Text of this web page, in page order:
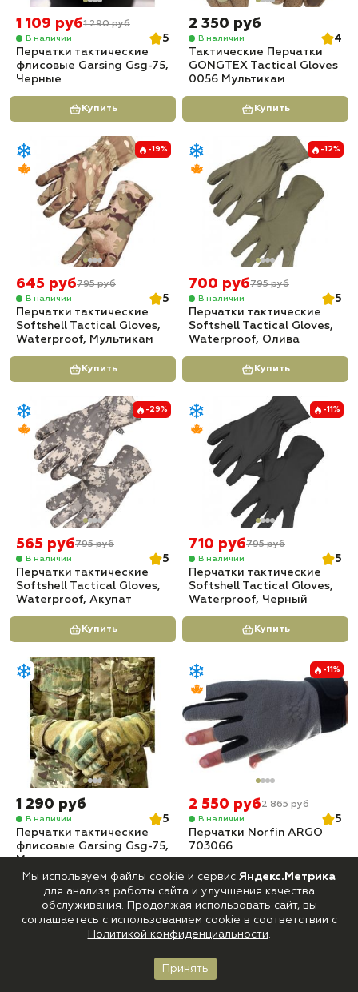
1 109 руб1 290 руб
В наличии
5
Перчатки тактические
флисовые Garsing Gsg-75,
Черные
Купить
2 350 руб
В наличии
4
Тактические Перчатки
GONGTEX Tactical Gloves
0056 Мультикам
Купить
-19%
645 руб795 руб
В наличии
5
Перчатки тактические
Softshell Tactical Gloves,
Waterproof, Мультикам
Купить
-12%
700 руб795 руб
В наличии
5
Перчатки тактические
Softshell Tactical Gloves,
Waterproof, Олива
Купить
-29%
565 руб795 руб
В наличии
5
Перчатки тактические
Softshell Tactical Gloves,
Waterproof, Акупат
Купить
-11%
710 руб795 руб
В наличии
5
Перчатки тактические
Softshell Tactical Gloves,
Waterproof, Черный
Купить
1 290 руб
В наличии
5
Перчатки тактические
флисовые Garsing Gsg-75,
Мультикам
Купить
-11%
2 550 руб2 865 руб
В наличии
5
Перчатки Norfin ARGO
703066
Купить
Корзина
Мы используем файлы cookie и сервис Яндекс.Метрика
для анализа работы сайта и улучшения качества
обслуживания. Продолжая использовать сайт, вы
соглашаетесь с использованием cookie в соответствии с
Политикой конфиденциальности.
Принять